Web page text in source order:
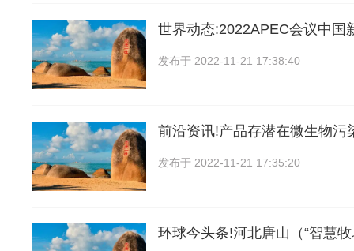
世界动态:2022APEC会议中国
发布于 2022-11-21 17:38:40
前沿资讯!产品存潜在微生物污
发布于 2022-11-21 17:35:20
环球今头条!河北唐山（“智慧牧